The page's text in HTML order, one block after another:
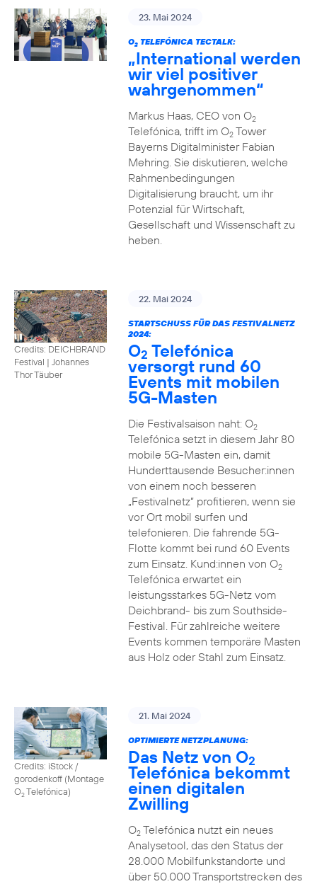
23. Mai 2024
O2TELEFÓNICA TECTALK:
„International werden
wir viel positiver
wahrgenommen“
Markus Haas, CEO von O2
Telefónica, trifft im O2Tower
Bayerns Digitalminister Fabian
Mehring. Sie diskutieren, welche
Rahmenbedingungen
Digitalisierung braucht, um ihr
Potenzial für Wirtschaft,
Gesellschaft und Wissenschaft zu
heben.
Credits: DEICHBRAND
Festival | Johannes
Thor Täuber
22. Mai 2024
STARTSCHUSS FÜR DAS FESTIVALNETZ
2024:
O2 Telefónica
versorgt rund 60
Events mit mobilen
5G-Masten
Die Festivalsaison naht: O2
Telefónica setzt in diesem Jahr 80
mobile 5G-Masten ein, damit
Hunderttausende Besucher:innen
von einem noch besseren
„Festivalnetz“ profitieren, wenn sie
vor Ort mobil surfen und
telefonieren. Die fahrende 5G-
Flotte kommt bei rund 60 Events
zum Einsatz. Kund:innen von O2
Telefónica erwartet ein
leistungsstarkes 5G-Netz vom
Deichbrand- bis zum Southside-
Festival. Für zahlreiche weitere
Events kommen temporäre Masten
aus Holz oder Stahl zum Einsatz.
Credits: iStock /
gorodenkoff (Montage
O2Telefónica)
21. Mai 2024
OPTIMIERTE NETZPLANUNG:
Das Netz von O2
Telefónica bekommt
einen digitalen
Zwilling
O2Telefónica nutzt ein neues
Analysetool, das den Status der
28.000 Mobilfunkstandorte und
über 50.000 Transportstrecken des